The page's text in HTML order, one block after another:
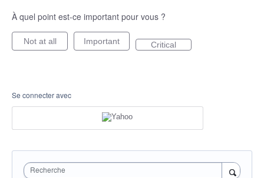
À quel point est-ce important pour vous ?
Not at all Important Critical
Se connecter avec
Recherche